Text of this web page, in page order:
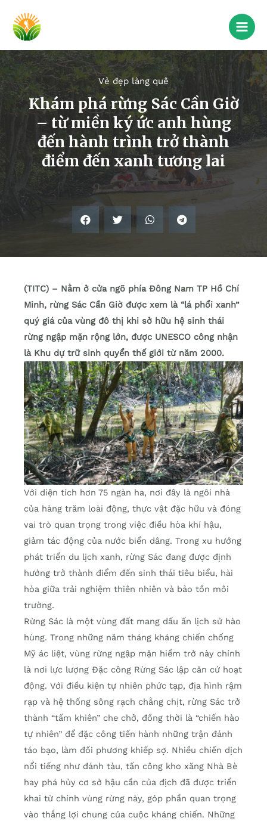
Vẻ đẹp làng quê
Khám phá rừng Sác Cần Giờ
– từ miền ký ức anh hùng
đến hành trình trở thành
điểm đến xanh tương lai
(TITC) – Nằm ở cửa ngõ phía Đông Nam TP Hồ Chí
Minh, rừng Sác Cần Giờ được xem là “lá phổi xanh”
quý giá của vùng đô thị khi sở hữu hệ sinh thái
rừng ngập mặn rộng lớn, được UNESCO công nhận
là Khu dự trữ sinh quyển thế giới từ năm 2000.
Với diện tích hơn 75 ngàn ha, nơi đây là ngôi nhà
của hàng trăm loài động, thực vật đặc hữu và đóng
vai trò quan trọng trong việc điều hòa khí hậu,
giảm tác động của nước biển dâng. Trong xu hướng
phát triển du lịch xanh, rừng Sác đang được định
hướng trở thành điểm đến sinh thái tiêu biểu, hài
hòa giữa trải nghiệm thiên nhiên và bảo tồn môi
trường.
Rừng Sác là một vùng đất mang dấu ấn lịch sử hào
hùng. Trong những năm tháng kháng chiến chống
Mỹ ác liệt, vùng rừng ngập mặn hiểm trở này chính
là nơi lực lượng Đặc công Rừng Sác lập căn cứ hoạt
động. Với điều kiện tự nhiên phức tạp, địa hình rậm
rạp và hệ thống sông rạch chằng chịt, rừng Sác trở
thành “tấm khiên” che chở, đồng thời là “chiến hào
tự nhiên” để đặc công tiến hành những trận đánh
táo bạo, làm đối phương khiếp sợ. Nhiều chiến dịch
nổi tiếng như đánh tàu, tấn công kho xăng Nhà Bè
hay phá hủy cơ sở hậu cần của địch đã được triển
khai từ chính vùng rừng này, góp phần quan trọng
vào thắng lợi chung của cuộc kháng chiến. Những